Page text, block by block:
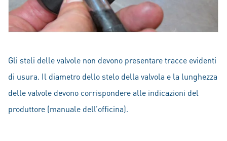
Gli steli delle valvole non devono presentare tracce evidenti
di usura. Il diametro dello stelo della valvola e la lunghezza
delle valvole devono corrispondere alle indicazioni del
produttore (manuale dell’officina).